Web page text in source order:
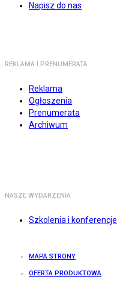
Napisz do nas
REKLAMA I PRENUMERATA
Reklama
Ogłoszenia
Prenumerata
Archiwum
NASZE WYDARZENIA
Szkolenia i konferencje
MAPA STRONY
OFERTA PRODUKTOWA